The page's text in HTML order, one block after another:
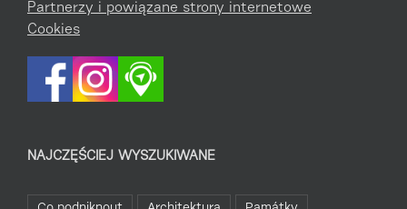
Partnerzy i powiązane strony internetowe
Cookies
NAJCZĘŚCIEJ WYSZUKIWANE